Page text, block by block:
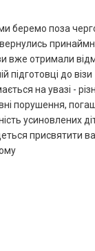
беремо поза
вже отримали
підготовці до візи
на увазі -
порушення,
усиновлених
присвятити